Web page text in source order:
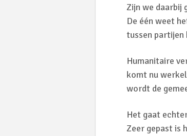
Zijn we daarbij
De één weet
tussen partijen
Humanitaire
komt nu
wordt de
Het gaat
Zeer gepast is